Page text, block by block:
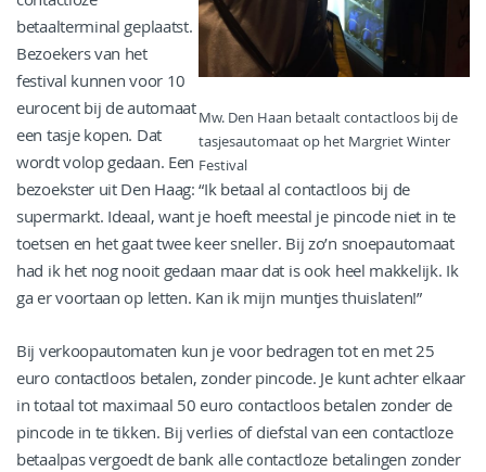
Mw. Den Haan betaalt contactloos bij de
tasjesautomaat op het Margriet Winter
Festival
betaalterminal geplaatst.
Bezoekers van het
festival kunnen voor 10
eurocent bij de automaat
een tasje kopen. Dat
wordt volop gedaan. Een
bezoekster uit Den Haag: “Ik betaal al contactloos bij de
supermarkt. Ideaal, want je hoeft meestal je pincode niet in te
toetsen en het gaat twee keer sneller. Bij zo’n snoepautomaat
had ik het nog nooit gedaan maar dat is ook heel makkelijk. Ik
ga er voortaan op letten. Kan ik mijn muntjes thuislaten!”
Bij verkoopautomaten kun je voor bedragen tot en met 25
euro contactloos betalen, zonder pincode. Je kunt achter elkaar
in totaal tot maximaal 50 euro contactloos betalen zonder de
pincode in te tikken. Bij verlies of diefstal van een contactloze
betaalpas vergoedt de bank alle contactloze betalingen zonder